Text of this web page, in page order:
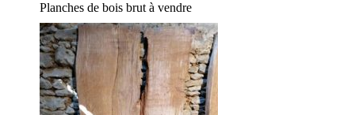
Planches de bois brut à vendre